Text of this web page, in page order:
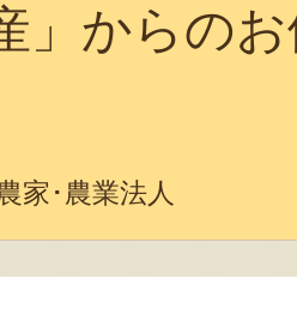
」からの
家･農業法人